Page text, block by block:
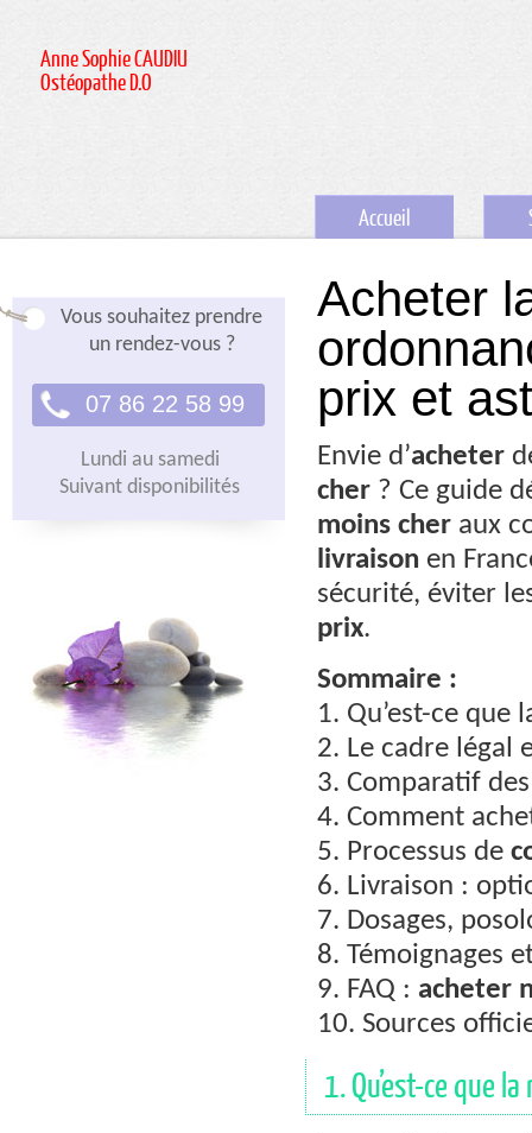
Anne Sophie CAUDIU
Ostéopathe D.O
Accueil
Vous souhaitez prendre
un rendez-vous ?
07 86 22 58 99
Lundi au samedi
Suivant disponibilités
Acheter
prix et
Envie d’acheter
cher ? Ce guide
moins cher aux
livraison en
sécurité, éviter
prix.
Sommaire :
1. Qu’est-ce que
2. Le cadre légal
3. Comparatif
4. Comment
5. Processus de
6. Livraison :
7. Dosages,
8. Témoignages
9. FAQ : acheter
10. Sources
1. Qu’est-ce que